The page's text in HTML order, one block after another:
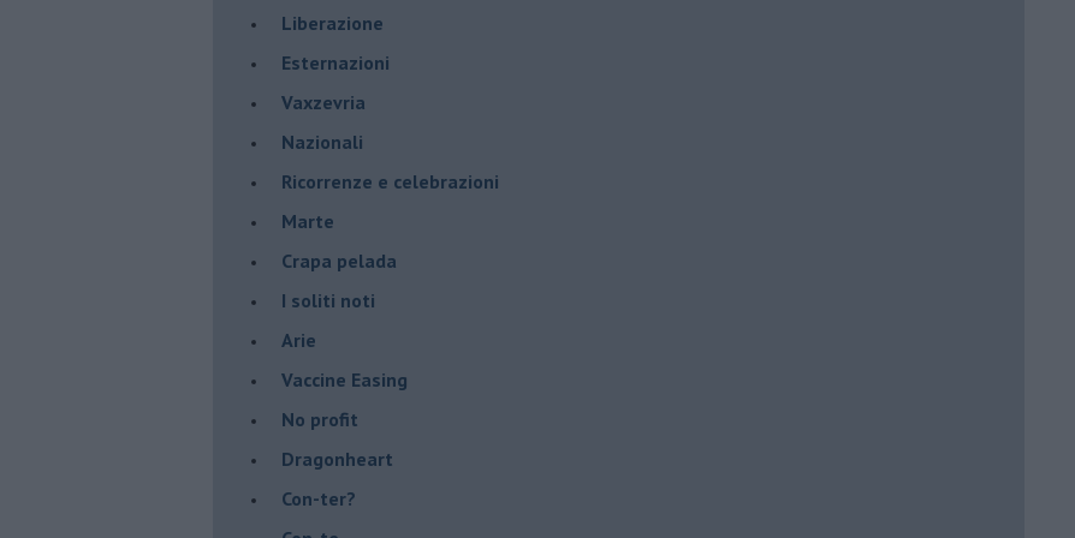
​Liberazione
Esternazioni
Vaxzevria
Nazionali
​Ricorrenze e celebrazioni
Marte
​Crapa pelada
​I soliti noti
Arie
​Vaccine Easing
No profit
Dragonheart
Con-ter?